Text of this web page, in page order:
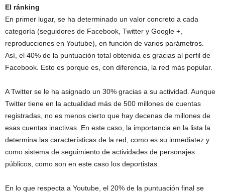
El ránking
En primer lugar, se ha determinado un valor concreto a cada
categoría (seguidores de Facebook, Twitter y Google +,
reproducciones en Youtube), en función de varios parámetros.
Así, el 40% de la puntuación total obtenida es gracias al perfil de
Facebook. Esto es porque es, con diferencia, la red más popular.
A Twitter se le ha asignado un 30% gracias a su actividad. Aunque
Twitter tiene en la actualidad más de 500 millones de cuentas
registradas, no es menos cierto que hay decenas de millones de
esas cuentas inactivas. En este caso, la importancia en la lista la
determina las características de la red, como es su inmediatez y
como sistema de seguimiento de actividades de personajes
públicos, como son en este caso los deportistas.
En lo que respecta a Youtube, el 20% de la puntuación final se